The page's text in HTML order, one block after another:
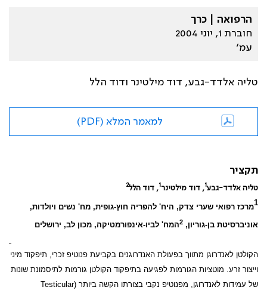
הרפואה | כרך
חוברת 1, יוני 2004
עמ׳
טליה אלדד-גבע, דוד מילטינר ודוד הלל
למאמר המלא (PDF)
תקציר
טליה אלדד-גבע1, דוד מילטינר1, דוד הלל2
1מרכז רפואי שערי צדק, היח' להפריה חוץ-גופית, מח' נשים ויולדות,
אוניברסיטת בן-גוריון, 2המח' לביו-אינפורמטיקה, מכון לב, ירושלים
הקולטן לאנדרוגן מתווך בפעולת האנדרוגנים בקביעת פנוטיפ זכרי, תיפקוד מיני
וייצור זרע. מוטציות הגורמות לפגיעה בתיפקוד הקולטן גורמות לתיסמונת שונות
של עמידות לאנדרוגן, מפנוטיפ נקבי בצורתו הקשה ביותר (Testicular